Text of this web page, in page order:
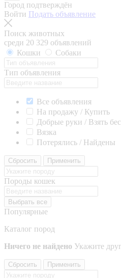
Город подтверждён
Войти Подать объявление
Поиск животных
среди 20 329 объявлений
Кошки
Собаки
Тип объявления
Все объявления
На продажу / Купить
Добрые руки / Взять
Вязка
Потерялись / Найдены
Сбросить Применить
Породы кошек
Выбрать все
Популярные
Каталог пород
Ничего не найдено Укажите
Сбросить Применить